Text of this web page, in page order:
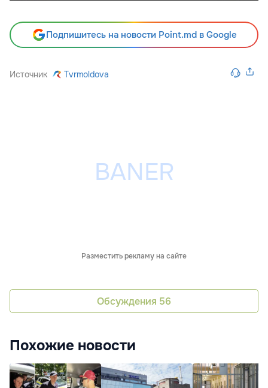
Подпишитесь на новости Point.md в Google
Источник Tvrmoldova
Разместить рекламу на сайте
Обсуждения 56
Похожие новости